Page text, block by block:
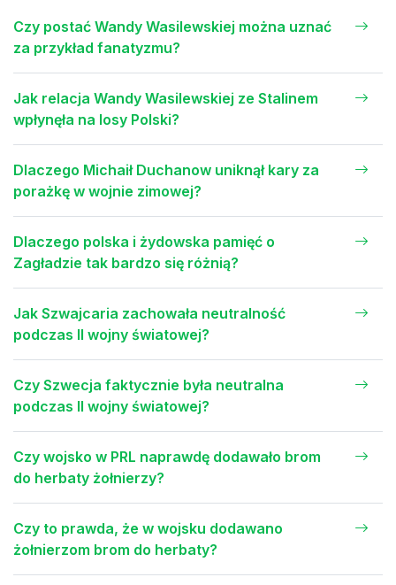
Czy postać Wandy Wasilewskiej można uznać
za przykład fanatyzmu?
Jak relacja Wandy Wasilewskiej ze Stalinem
wpłynęła na losy Polski?
Dlaczego Michaił Duchanow uniknął kary za
porażkę w wojnie zimowej?
Dlaczego polska i żydowska pamięć o
Zagładzie tak bardzo się różnią?
Jak Szwajcaria zachowała neutralność
podczas II wojny światowej?
Czy Szwecja faktycznie była neutralna
podczas II wojny światowej?
Czy wojsko w PRL naprawdę dodawało brom
do herbaty żołnierzy?
Czy to prawda, że w wojsku dodawano
żołnierzom brom do herbaty?